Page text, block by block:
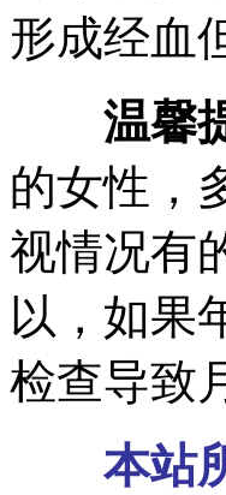
形成经血
温馨提
的女性，
视情况有
以，如果
检查导致
本站